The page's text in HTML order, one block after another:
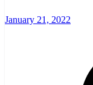
January 21, 2022